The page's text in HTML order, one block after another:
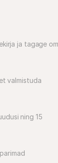
ja tagage
valmistuda
ning 15